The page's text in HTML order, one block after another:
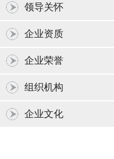
领导关怀
企业资质
企业荣誉
组织机构
企业文化